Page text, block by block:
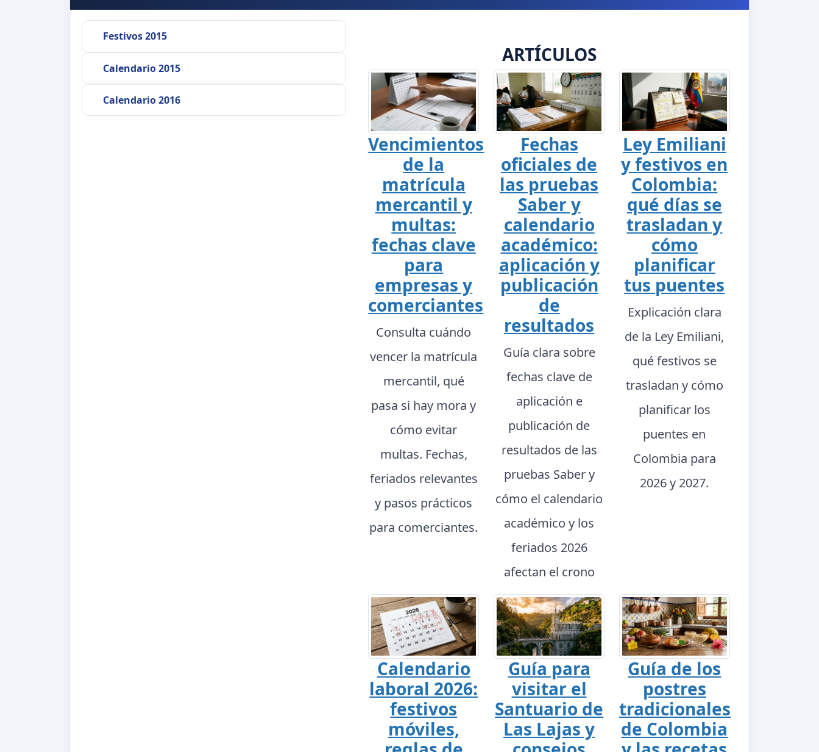
Festivos 2015
Calendario 2015
Calendario 2016
ARTÍCULOS
Vencimientos
de la
matrícula
mercantil y
multas:
fechas clave
para
empresas y
comerciantes
Consulta cuándo
vencer la matrícula
mercantil, qué
pasa si hay mora y
cómo evitar
multas. Fechas,
feriados relevantes
y pasos prácticos
para comerciantes.
Fechas
oficiales de
las pruebas
Saber y
calendario
académico:
aplicación y
publicación
de
resultados
Guía clara sobre
fechas clave de
aplicación e
publicación de
resultados de las
pruebas Saber y
cómo el calendario
académico y los
feriados 2026
afectan el crono
Ley Emiliani
y festivos en
Colombia:
qué días se
trasladan y
cómo
planificar
tus puentes
Explicación clara
de la Ley Emiliani,
qué festivos se
trasladan y cómo
planificar los
puentes en
Colombia para
2026 y 2027.
Calendario
laboral 2026:
festivos
móviles,
Guía para
visitar el
Santuario de
Las Lajas y
Guía de los
postres
tradicionales
de Colombia